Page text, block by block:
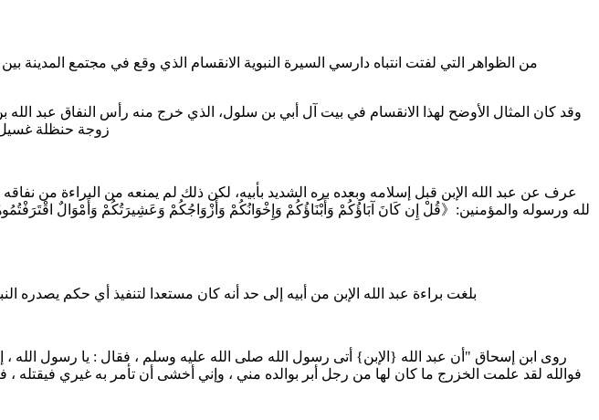
من الظواهر التي لفتت انتباه دارسي السيرة النبوية الانقسام الذي وقع في مجتمع المدينة
وقد كان المثال الأوضح لهذا الانقسام في بيت آل أبي بن سلول، الذي خرج منه رأس النفاق عبد الله
زوجة حنظلة غسيل
عرف عن عبد الله الإبن قبل إسلامه وبعده بره الشديد بأبيه، لكن ذلك لم يمنعه من البراءة من
لله ورسوله والمؤمنين:《قُلْ إِن كَانَ آبَاؤُكُمْ وَأَبْنَاؤُكُمْ وَإِخْوَانُكُمْ وَأَزْوَاجُكُمْ وَعَشِيرَتُكُمْ وَأَمْوَالٌ
بلغت براءة عبد الله الإبن من أبيه إلى حد أنه كان مستعدا لتنفيذ أي حكم
روى ابن إسحاق "أن عبد الله {الإبن} أتى رسول الله صلى الله عليه وسلم ، فقال : يا رسول الله ،
فوالله لقد علمت الخزرج ما كان لها من رجل أبر بوالده مني ، وإني أخشى أن تأمر به غيري فيقتله